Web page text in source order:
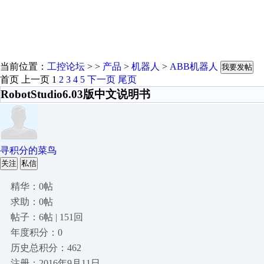
当前位置： 工控论坛 > > 产品 > 机器人 > ABB机器人 我要发帖
首页 上一页 1 2 3 4 5 下一页 尾页
RobotStudio6.03版中文说明书
寻积分的菜鸟
关注 私信
精华：0帖
求助：0帖
帖子：6帖 | 151回
年度积分：0
历史总积分：462